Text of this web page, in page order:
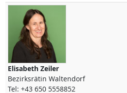
Elisabeth Zeiler
Bezirksrätin Waltendorf
Tel: +43 650 5558852